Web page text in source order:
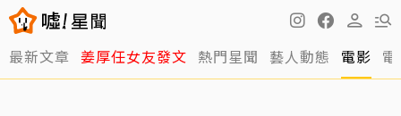
最新文章 姜厚任女友發文 熱門星聞 藝人動態 電影